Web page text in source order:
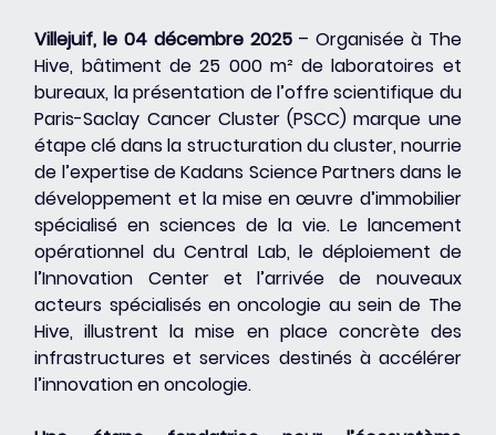
Villejuif, le 04 décembre 2025 – Organisée à The
Hive, bâtiment de 25 000 m² de laboratoires et
bureaux, la présentation de l’offre scientifique du
Paris-Saclay Cancer Cluster (PSCC) marque une
étape clé dans la structuration du cluster, nourrie
de l’expertise de Kadans Science Partners dans le
développement et la mise en œuvre d’immobilier
spécialisé en sciences de la vie. Le lancement
opérationnel du Central Lab, le déploiement de
l’Innovation Center et l’arrivée de nouveaux
acteurs spécialisés en oncologie au sein de The
Hive, illustrent la mise en place concrète des
infrastructures et services destinés à accélérer
l’innovation en oncologie.